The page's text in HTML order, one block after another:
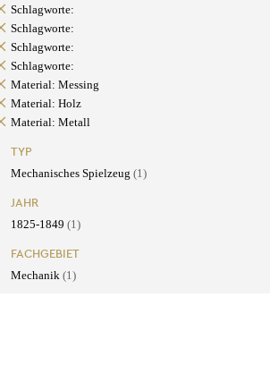
Schlagworte:
Schlagworte:
Schlagworte:
Schlagworte:
Material: Messing
Material: Holz
Material: Metall
TYP
Mechanisches Spielzeug (1)
JAHR
1825-1849 (1)
FACHGEBIET
Mechanik (1)